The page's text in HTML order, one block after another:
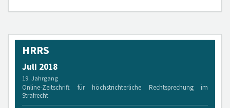
HRRS
Juli 2018
19. Jahrgang
Online-Zeitschrift für höchstrichterliche Rechtsprechung im
Strafrecht